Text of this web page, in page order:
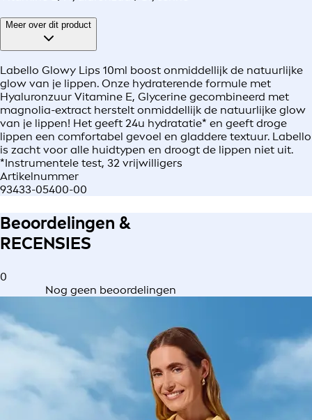
Meer over dit product
Labello Glowy Lips 10ml boost onmiddellijk de natuurlijke
glow van je lippen. Onze hydraterende formule met
Hyaluronzuur Vitamine E, Glycerine gecombineerd met
magnolia-extract herstelt onmiddellijk de natuurlijke glow
van je lippen! Het geeft 24u hydratatie* en geeft droge
lippen een comfortabel gevoel en gladdere textuur. Labello
is zacht voor alle huidtypen en droogt de lippen niet uit.
*Instrumentele test, 32 vrijwilligers
Artikelnummer
93433-05400-00
Beoordelingen &
RECENSIES
0
Nog geen beoordelingen